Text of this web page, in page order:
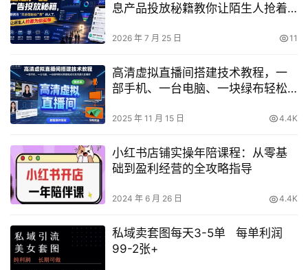
息产品投放秘籍教你让陌生人抢着
2026 年 7 月 25 日 11
高清虚拟直播间搭建技术教程，一
部手机、一台电脑、一块绿布轻松
2025 年 11 月 15 日 4.4K
小红书店铺实操年陪课程：从零基
础到盈利经营的全攻略指导
2024 年 6 月 26 日 4.4K
私域卖套图每天3-5单 每单利润
99-2张+